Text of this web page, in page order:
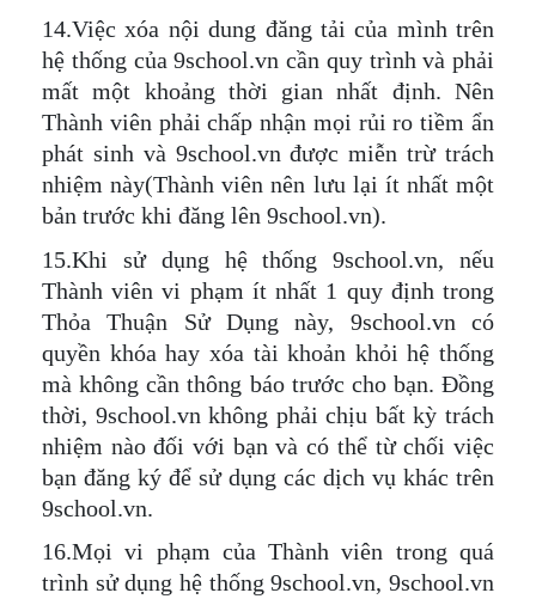
14.Việc xóa nội dung đăng tải của mình trên
hệ thống của 9school.vn cần quy trình và phải
mất một khoảng thời gian nhất định. Nên
Thành viên phải chấp nhận mọi rủi ro tiềm ẩn
phát sinh và 9school.vn được miễn trừ trách
nhiệm này(Thành viên nên lưu lại ít nhất một
bản trước khi đăng lên 9school.vn).
15.Khi sử dụng hệ thống 9school.vn, nếu
Thành viên vi phạm ít nhất 1 quy định trong
Thỏa Thuận Sử Dụng này, 9school.vn có
quyền khóa hay xóa tài khoản khỏi hệ thống
mà không cần thông báo trước cho bạn. Đồng
thời, 9school.vn không phải chịu bất kỳ trách
nhiệm nào đối với bạn và có thể từ chối việc
bạn đăng ký để sử dụng các dịch vụ khác trên
9school.vn.
16.Mọi vi phạm của Thành viên trong quá
trình sử dụng hệ thống 9school.vn, 9school.vn